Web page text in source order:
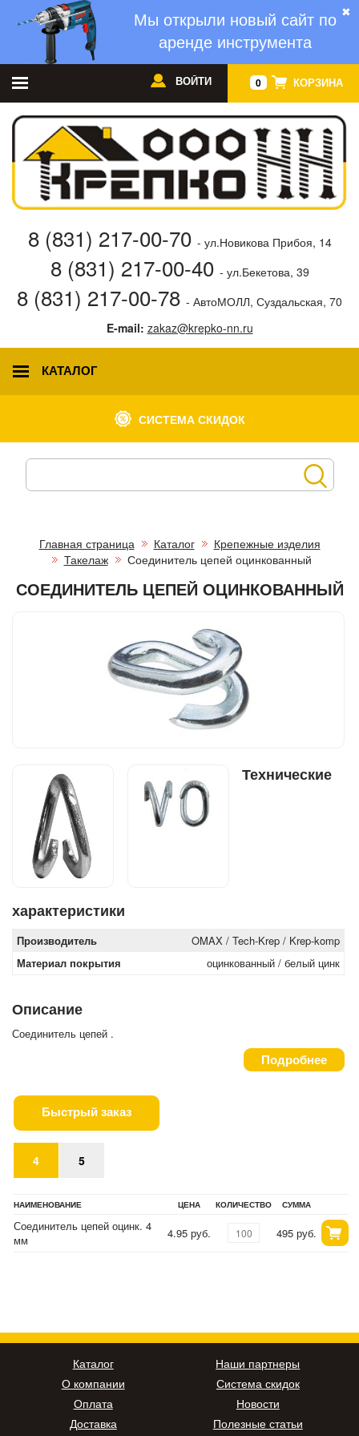
✖
Мы открыли новый сайт по
аренде инструмента
0 КОРЗИНА
ВОЙТИ
8 (831) 217-00-70 - ул.Новикова Прибоя, 14
8 (831) 217-00-40 - ул.Бекетова, 39
8 (831) 217-00-78 - АвтоМОЛЛ, Суздальская, 70
E-mail: zakaz@krepko-nn.ru
КАТАЛОГ
СИСТЕМА СКИДОК
Главная страница Каталог
Крепежные изделия
Такелаж
Соединитель цепей оцинкованный
СОЕДИНИТЕЛЬ ЦЕПЕЙ ОЦИНКОВАННЫЙ
Технические
характеристики
Производитель
OMAX / Tech-Krep / Krep-komp
Материал покрытия
оцинкованный / белый цинк
Описание
Соединитель цепей .
Подробнее
Быстрый заказ
4 5
НАИМЕНОВАНИЕ ЦЕНА КОЛИЧЕСТВО СУММА
Соединитель цепей оцинк. 4
мм
4.95 руб. 495 руб.
Каталог
О компании
Оплата
Доставка
Наши партнеры
Система скидок
Новости
Полезные статьи